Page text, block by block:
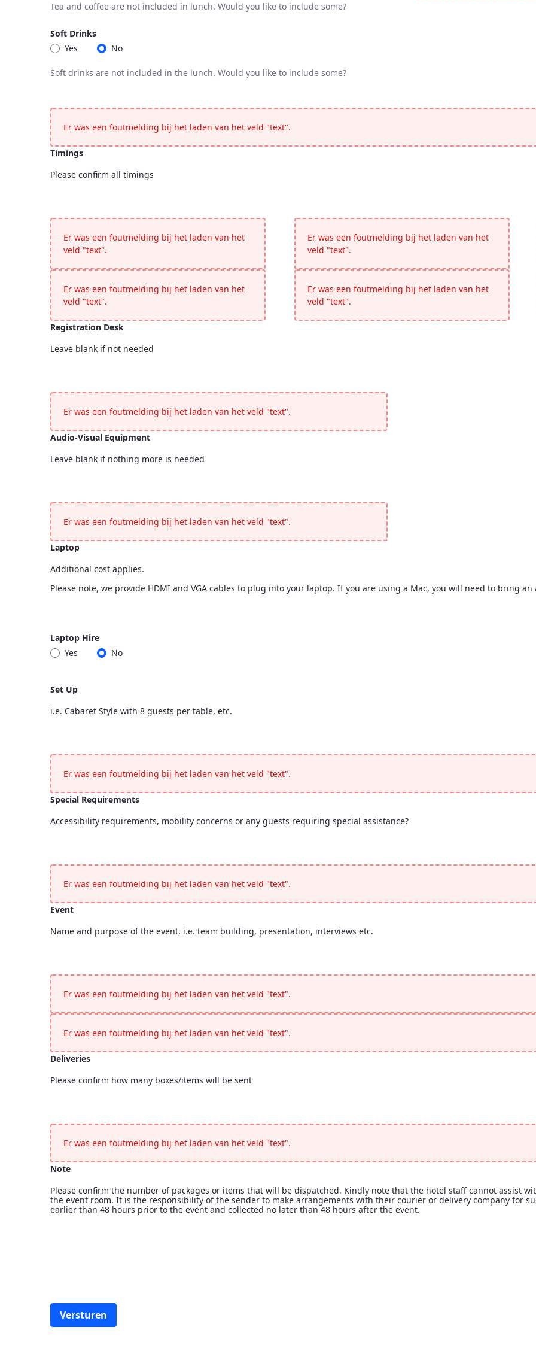
Tea and coffee are not included in lunch. Would you like to include some?
Tea and coffee are not included in lunch. Would you like to include some?
Soft Drinks
Yes
No
Soft drinks are not included in the lunch. Would you like to include some?
Er was een foutmelding bij het laden van het veld "text".
Timings
Please confirm all timings
<p>Please confirm all timings</p>
Er was een foutmelding bij het laden van het
veld "text".
Er was een foutmelding bij het laden van het
veld "text".
Er was een foutmelding bij het laden van het
veld "text".
Er was een foutmelding bij het laden van het
veld "text".
Registration Desk
Leave blank if not needed
<p>Leave blank if not needed</p>
Er was een foutmelding bij het laden van het veld "text".
Audio-Visual Equipment
Leave blank if nothing more is needed
<p>Leave blank if nothing more is needed</p>
Er was een foutmelding bij het laden van het veld "text".
Laptop
Additional cost applies.
Please note, we provide HDMI and VGA cables to plug into your laptop. If you are using a Mac, you will need to bring an
<p>Additional cost applies.</p> <p>Please note, we provide HDMI and VGA cables to plug into your laptop. If you are
Laptop Hire
Yes
No
Set Up
i.e. Cabaret Style with 8 guests per table, etc.
<p>i.e. Cabaret Style with 8 guests per table, etc.</p>
Er was een foutmelding bij het laden van het veld "text".
Special Requirements
Accessibility requirements, mobility concerns or any guests requiring special assistance?
<p>Accessibility requirements, mobility concerns or any guests requiring special assistance?</p>
Er was een foutmelding bij het laden van het veld "text".
Event
Name and purpose of the event, i.e. team building, presentation, interviews etc.
<p>Name and purpose of the event, i.e. team building, presentation, interviews etc.</p>
Er was een foutmelding bij het laden van het veld "text".
Er was een foutmelding bij het laden van het veld "text".
Deliveries
Please confirm how many boxes/items will be sent
<p>Please confirm how many boxes/items will be sent</p>
Er was een foutmelding bij het laden van het veld "text".
Note
Please confirm the number of packages or items that will be dispatched. Kindly note that the hotel staff cannot assist
the event room. It is the responsibility of the sender to make arrangements with their courier or delivery company for
earlier than 48 hours prior to the event and collected no later than 48 hours after the event.
Versturen